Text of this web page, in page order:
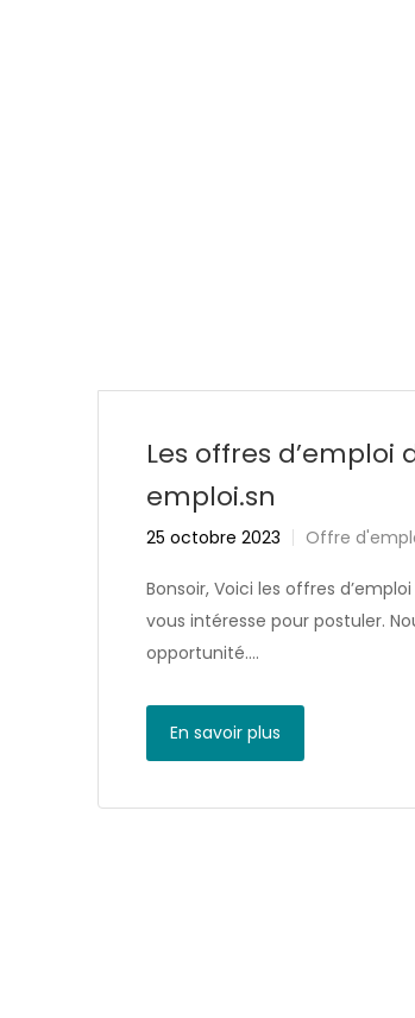
Les offres
emploi.sn
25 octobre 2023 Offre
Bonsoir, Voici les offres
vous intéresse pour postuler.
opportunité….
En savoir plus